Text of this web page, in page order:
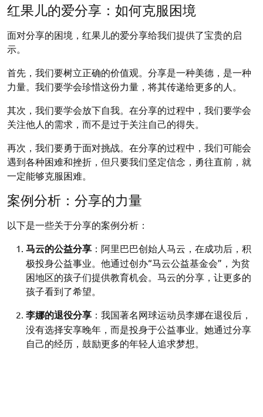
红果儿的爱分享：如何克服困境
面对分享的困境，红果儿的爱分享给我们提供了宝贵的启
示。
首先，我们要树立正确的价值观。分享是一种美德，是一种
力量。我们要学会珍惜这份力量，将其传递给更多的人。
其次，我们要学会放下自我。在分享的过程中，我们要学会
关注他人的需求，而不是过于关注自己的得失。
再次，我们要勇于面对挑战。在分享的过程中，我们可能会
遇到各种困难和挫折，但只要我们坚定信念，勇往直前，就
一定能够克服困难。
案例分析：分享的力量
以下是一些关于分享的案例分析：
马云的公益分享 ：阿里巴巴创始人马云，在成功后，积
极投身公益事业。他通过创办“马云公益基金会”，为贫
困地区的孩子们提供教育机会。马云的分享，让更多的
孩子看到了希望。
李娜的退役分享 ：我国著名网球运动员李娜在退役后，
没有选择安享晚年，而是投身于公益事业。她通过分享
自己的经历，鼓励更多的年轻人追求梦想。